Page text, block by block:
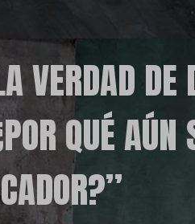
VERDAD DE
QUÉ AÚN